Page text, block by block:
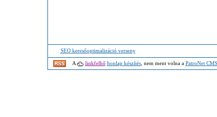
SEO keresőoptimalizáció verseny
A linkfelhő honlap készítés, nem ment volna a PatroNet CMS